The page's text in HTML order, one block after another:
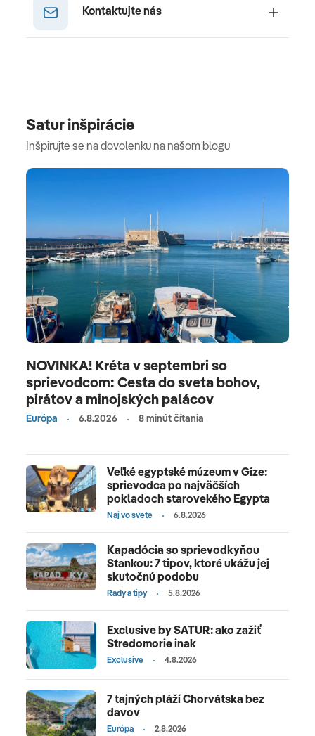
Kontaktujte nás
Satur inšpirácie
Inšpirujte se na dovolenku na našom blogu
NOVINKA! Kréta v septembri so
sprievodcom: Cesta do sveta bohov,
pirátov a minojských palácov
Európa 6.8.2026 8 minút čítania
Veľké egyptské múzeum v Gíze:
sprievodca po najväčších
pokladoch starovekého Egypta
Naj vo svete 6.8.2026
Kapadócia so sprievodkyňou
Stankou: 7 tipov, ktoré ukážu jej
skutočnú podobu
Rady a tipy 5.8.2026
Exclusive by SATUR: ako zažiť
Stredomorie inak
Exclusive 4.8.2026
7 tajných pláží Chorvátska bez
davov
Európa 2.8.2026